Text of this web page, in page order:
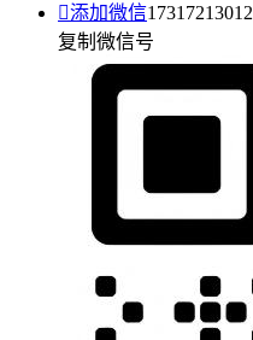
添加微信17317213012
复制微信号